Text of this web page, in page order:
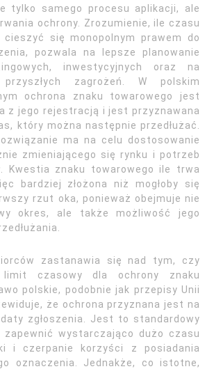
tylko samego procesu aplikacji, ale
ochrony. Zrozumienie, ile czasu
cieszyć się monopolnym prawem do
pozwala na lepsze planowanie
inwestycyjnych oraz na
przyszłych zagrożeń. W polskim
ochrona znaku towarowego jest
z jego rejestracją i jest przyznawana
który można następnie przedłużać.
ma na celu dostosowanie
zmieniającego się rynku i potrzeb
Kwestia znaku towarowego ile trwa
bardziej złożona niż mogłoby się
rzut oka, ponieważ obejmuje nie
okres, ale także możliwość jego
zastanawia się nad tym, czy
czasowy dla ochrony znaku
polskie, podobnie jak przepisy Unii
że ochrona przyznana jest na
zgłoszenia. Jest to standardowy
zapewnić wystarczająco dużo czasu
i czerpanie korzyści z posiadania
oznaczenia. Jednakże, co istotne,